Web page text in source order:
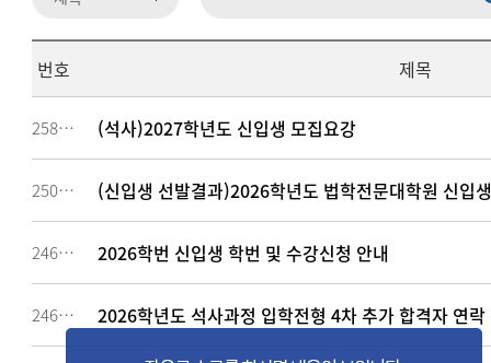
번호 제목
258925 (석사)2027학년도 신입생 모집요강
250305 (신입생 선발결과)2026학년도 법학전문대학원 신입
246953 2026학번 신입생 학번 및 수강신청 안내
246308 2026학년도 석사과정 입학전형 4차 추가 합격자 연락